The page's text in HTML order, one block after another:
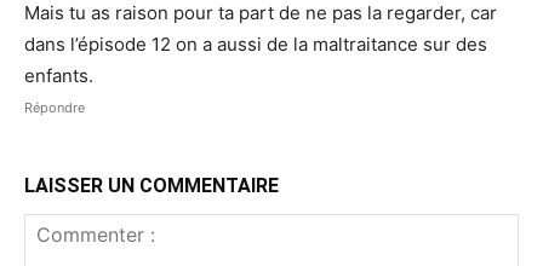
Mais tu as raison pour ta part de ne pas la regarder, car
dans l’épisode 12 on a aussi de la maltraitance sur des
enfants.
Répondre
LAISSER UN COMMENTAIRE